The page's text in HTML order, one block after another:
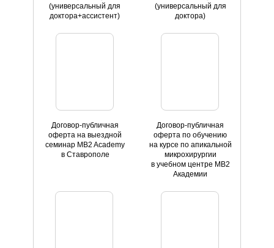
(универсальный для
доктора+ассистент)
(универсальный для
доктора)
Договор-публичная
оферта на выездной
семинар MB2 Academy
в Ставрополе
Договор-публичная
оферта по обучению
на курсе по апикальной
микрохирургии
в учебном центре MB2
Академии